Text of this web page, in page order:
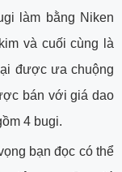
làm bằng Niken
và cuối cùng là
được ưa chuộng
bán với giá dao
4 bugi.
bạn đọc có thể